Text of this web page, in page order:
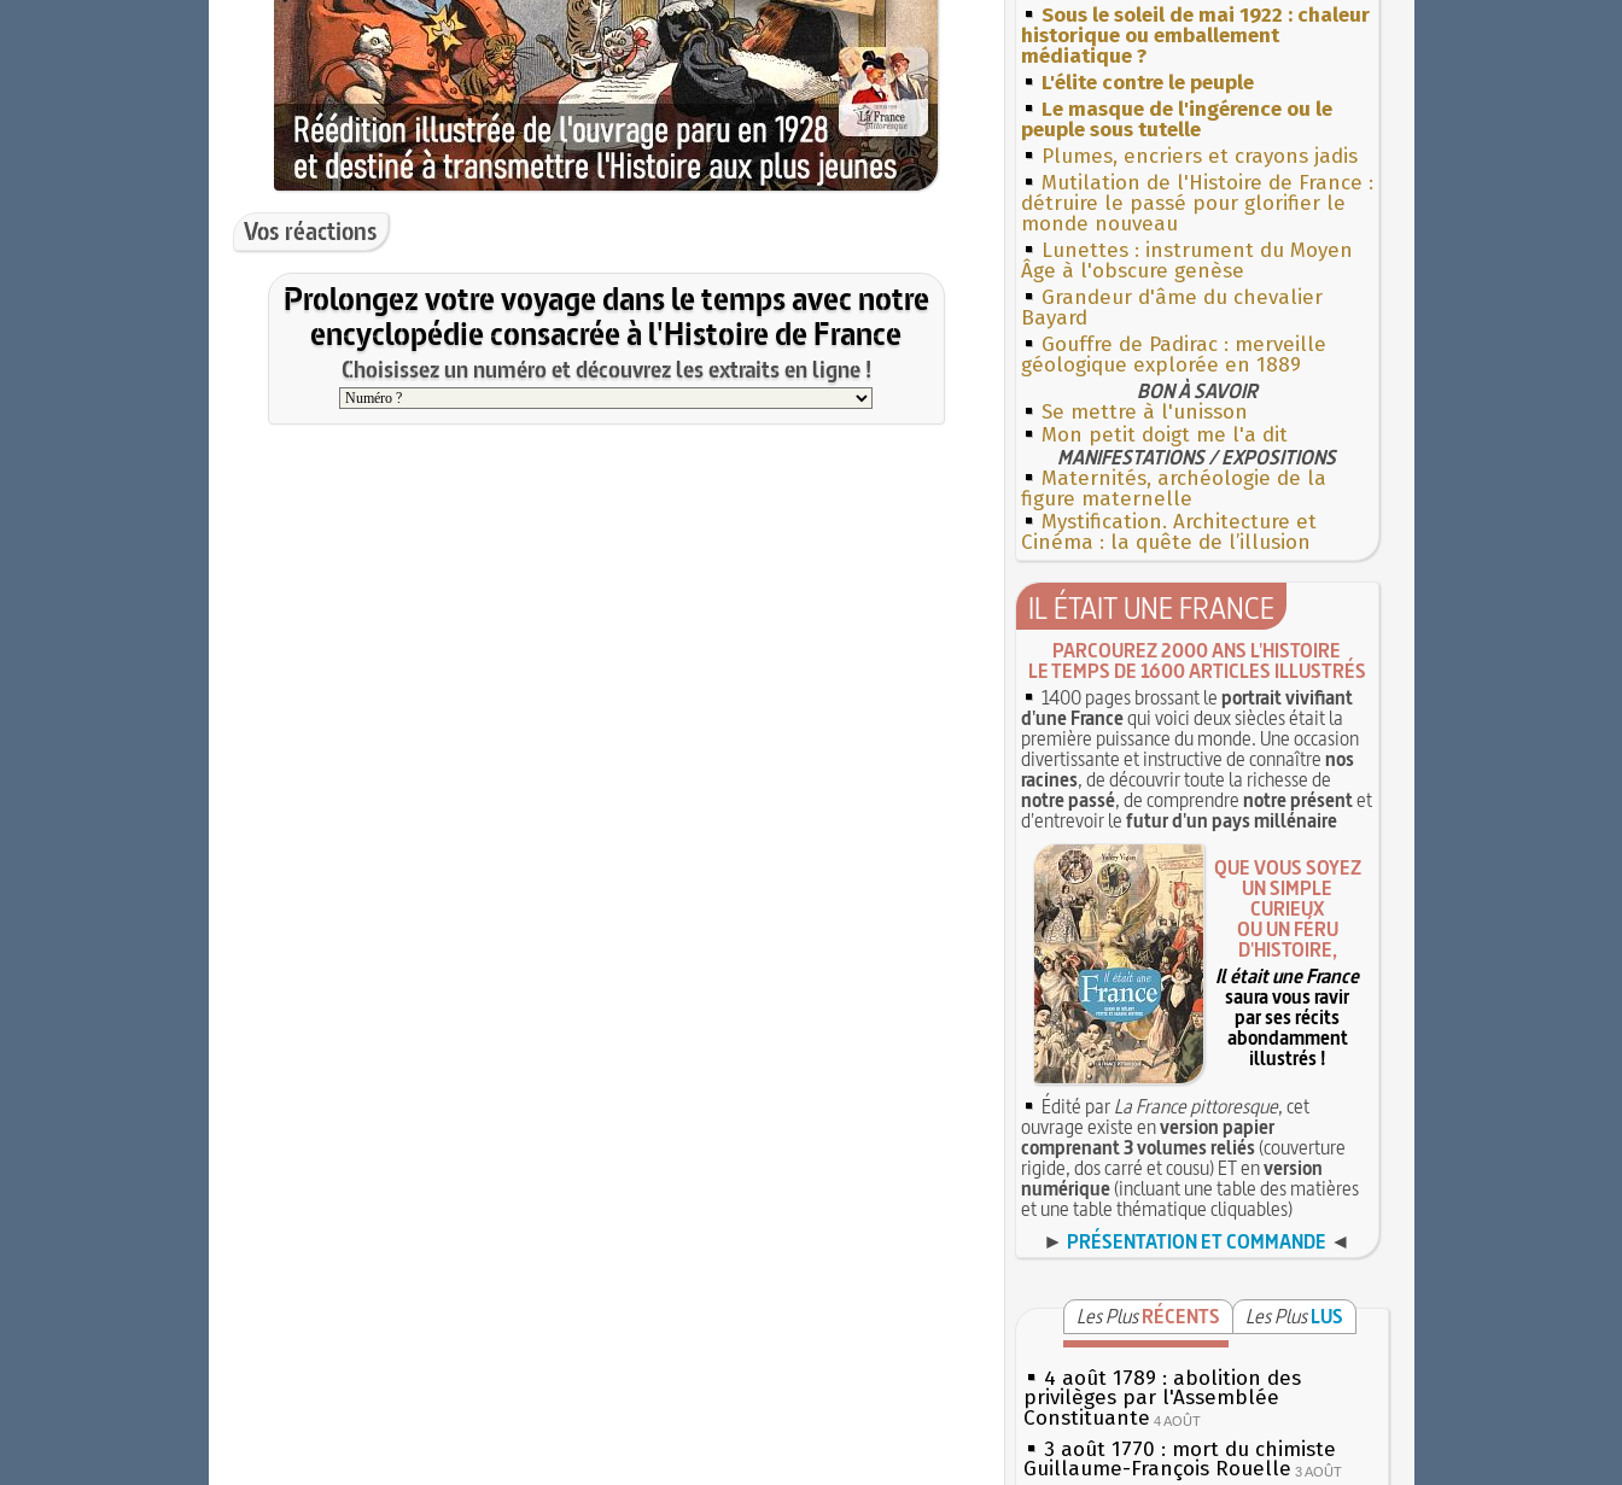
Vos réactions
Prolongez votre voyage dans le temps avec notre
encyclopédie consacrée à l'Histoire de France
Choisissez un numéro et découvrez les extraits en ligne !
Sous le soleil de mai 1922 : chaleur
historique ou emballement
médiatique ?
L'élite contre le peuple
Le masque de l'ingérence ou le
peuple sous tutelle
Plumes, encriers et crayons jadis
Mutilation de l'Histoire de France :
détruire le passé pour glorifier le
monde nouveau
Lunettes : instrument du Moyen
Âge à l'obscure genèse
Grandeur d'âme du chevalier
Bayard
Gouffre de Padirac : merveille
géologique explorée en 1889
BON À SAVOIR
Se mettre à l'unisson
Mon petit doigt me l'a dit
MANIFESTATIONS / EXPOSITIONS
Maternités, archéologie de la
figure maternelle
Mystification. Architecture et
Cinéma : la quête de l’illusion
IL ÉTAIT UNE FRANCE
PARCOUREZ 2000 ANS L'HISTOIRE
LE TEMPS DE 1600 ARTICLES ILLUSTRÉS
1400 pages brossant leportrait vivifiant
d'une Francequi voici deux siècles était la
première puissance du monde. Une occasion
divertissante et instructive de connaîtrenos
racines, de découvrir toute la richesse de
notre passé, de comprendrenotre présentet
d'entrevoir lefutur d'un pays millénaire
QUE VOUS SOYEZ
UN SIMPLE
CURIEUX
OU UN FÉRU
D'HISTOIRE,
Il était une France
saura vous ravir
par ses récits
abondamment
illustrés !
Édité parLa France pittoresque, cet
ouvrage existe enversion papier
comprenant 3 volumes reliés(couverture
rigide, dos carré et cousu) ET enversion
numérique(incluant une table des matières
et une table thématique cliquables)
► PRÉSENTATION ET COMMANDE ◄
Les Plus RÉCENTS Les Plus LUS
4 août 1789 : abolition des
privilèges par l'Assemblée
Constituante 4 AOÛT
3 août 1770 : mort du chimiste
Guillaume-François Rouelle 3 AOÛT